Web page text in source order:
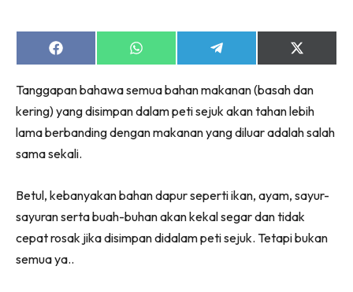
DIY
Bilik Air
Bilik Tidur
Dapur
Ruang Makan
Make Over
Bilik Tidur
Dapur
Ruang Makan
Share
on
Share
on
Share
on
Share
on
(Twitter)
Tanggapan bahawa semua bahan makanan (basah dan
kering) yang disimpan dalam peti sejuk akan tahan lebih
lama berbanding dengan makanan yang diluar adalah salah
sama sekali.
Betul, kebanyakan bahan dapur seperti ikan, ayam, sayur-
sayuran serta buah-buhan akan kekal segar dan tidak
cepat rosak jika disimpan didalam peti sejuk. Tetapi bukan
semua ya..